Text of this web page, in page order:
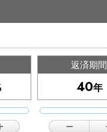
返済期間
年